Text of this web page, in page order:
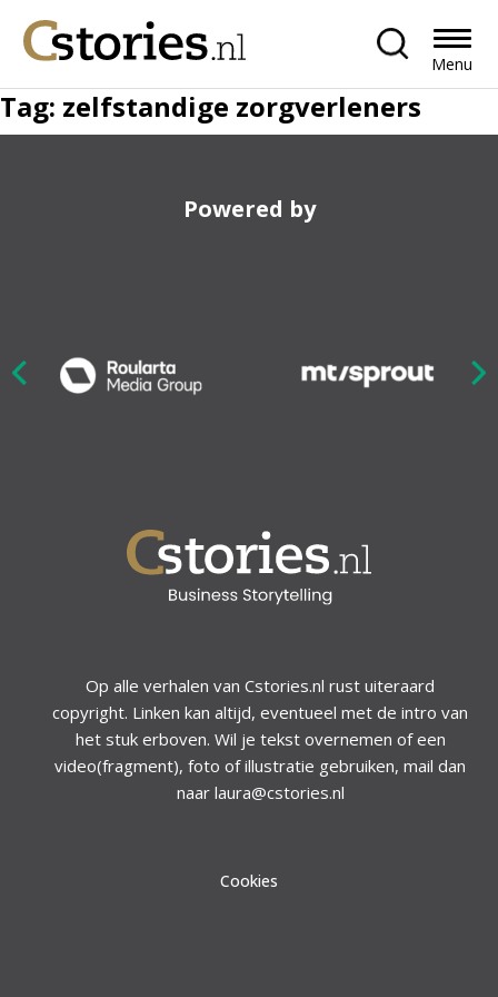
Menu
Tag: zelfstandige zorgverleners
Powered by
Op alle verhalen van Cstories.nl rust uiteraard
copyright. Linken kan altijd, eventueel met de intro van
het stuk erboven. Wil je tekst overnemen of een
video(fragment), foto of illustratie gebruiken, mail dan
naar laura@cstories.nl
Cookies